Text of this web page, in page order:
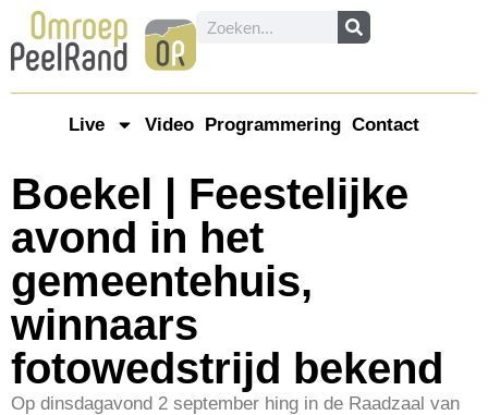
Live Video Programmering Contact
Boekel | Feestelijke
avond in het
gemeentehuis,
winnaars
fotowedstrijd bekend
Op dinsdagavond 2 september hing in de Raadzaal van